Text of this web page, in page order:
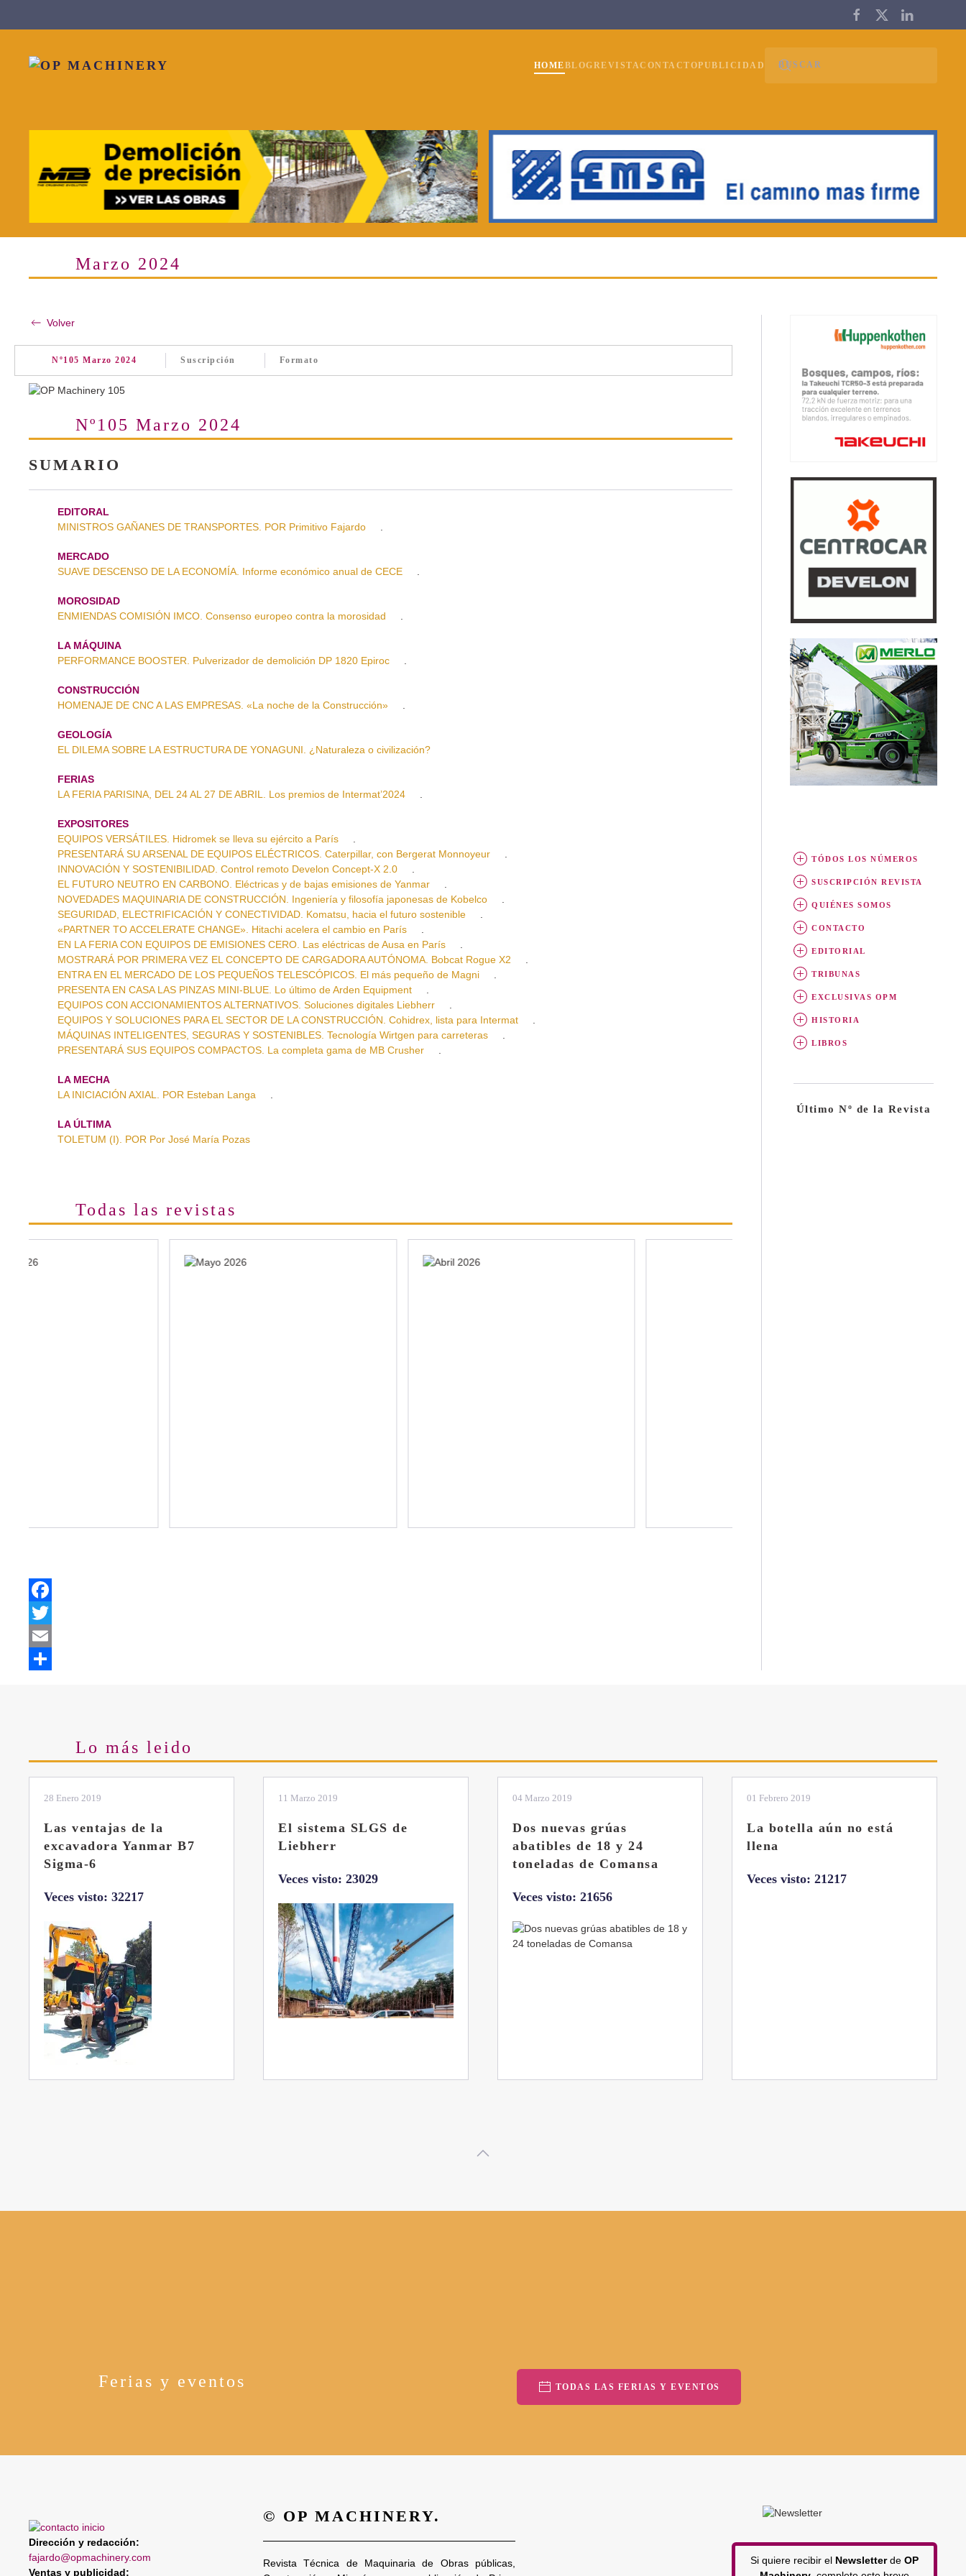
HOMEBLOGREVISTACONTACTOPUBLICIDAD
Marzo 2024
Volver
Nº105 Marzo 2024 Suscripción Formato
Nº105 Marzo 2024
SUMARIO
EDITORAL
MINISTROS GAÑANES DE TRANSPORTES. POR Primitivo Fajardo
.
MERCADO
SUAVE DESCENSO DE LA ECONOMÍA. Informe económico anual de CECE
.
MOROSIDAD
ENMIENDAS COMISIÓN IMCO. Consenso europeo contra la morosidad
.
LA MÁQUINA
PERFORMANCE BOOSTER. Pulverizador de demolición DP 1820 Epiroc
.
CONSTRUCCIÓN
HOMENAJE DE CNC A LAS EMPRESAS. «La noche de la Construcción»
.
GEOLOGÍA
EL DILEMA SOBRE LA ESTRUCTURA DE YONAGUNI. ¿Naturaleza o civilización?
FERIAS
LA FERIA PARISINA, DEL 24 AL 27 DE ABRIL. Los premios de Intermat’2024
.
EXPOSITORES
EQUIPOS VERSÁTILES. Hidromek se lleva su ejército a París
.
PRESENTARÁ SU ARSENAL DE EQUIPOS ELÉCTRICOS. Caterpillar, con Bergerat Monnoyeur
.
INNOVACIÓN Y SOSTENIBILIDAD. Control remoto Develon Concept-X 2.0
.
EL FUTURO NEUTRO EN CARBONO. Eléctricas y de bajas emisiones de Yanmar
.
NOVEDADES MAQUINARIA DE CONSTRUCCIÓN. Ingeniería y filosofía japonesas de Kobelco
.
SEGURIDAD, ELECTRIFICACIÓN Y CONECTIVIDAD. Komatsu, hacia el futuro sostenible
.
«PARTNER TO ACCELERATE CHANGE». Hitachi acelera el cambio en París
.
EN LA FERIA CON EQUIPOS DE EMISIONES CERO. Las eléctricas de Ausa en París
.
MOSTRARÁ POR PRIMERA VEZ EL CONCEPTO DE CARGADORA AUTÓNOMA. Bobcat Rogue X2
.
ENTRA EN EL MERCADO DE LOS PEQUEÑOS TELESCÓPICOS. El más pequeño de Magni
.
PRESENTA EN CASA LAS PINZAS MINI-BLUE. Lo último de Arden Equipment
.
EQUIPOS CON ACCIONAMIENTOS ALTERNATIVOS. Soluciones digitales Liebherr
.
EQUIPOS Y SOLUCIONES PARA EL SECTOR DE LA CONSTRUCCIÓN. Cohidrex, lista para Intermat
.
MÁQUINAS INTELIGENTES, SEGURAS Y SOSTENIBLES. Tecnología Wirtgen para carreteras
.
PRESENTARÁ SUS EQUIPOS COMPACTOS. La completa gama de MB Crusher
.
LA MECHA
LA INICIACIÓN AXIAL. POR Esteban Langa
.
LA ÚLTIMA
TOLETUM (I). POR Por José María Pozas
Todas las revistas
Facebook
Twitter
Email
TÓDOS LOS NÚMEROS
SUSCRIPCIÓN REVISTA
QUIÉNES SOMOS
CONTACTO
EDITORIAL
TRIBUNAS
EXCLUSIVAS OPM
HISTORIA
LIBROS
Último Nº de la Revista
Lo más leido
28 Enero 2019
Las ventajas de la
excavadora Yanmar B7
Sigma-6
Veces visto: 32217
11 Marzo 2019
El sistema SLGS de
Liebherr
Veces visto: 23029
04 Marzo 2019
Dos nuevas grúas
abatibles de 18 y 24
toneladas de Comansa
Veces visto: 21656
01 Febrero 2019
La botella aún no está
llena
Veces visto: 21217
Ferias y eventos TODAS LAS FERIAS Y EVENTOS
Dirección y redacción:
fajardo@opmachinery.com
Ventas y publicidad:
© OP MACHINERY.
Revista Técnica de Maquinaria de Obras públicas,
Si quiere recibir el Newsletterde OP